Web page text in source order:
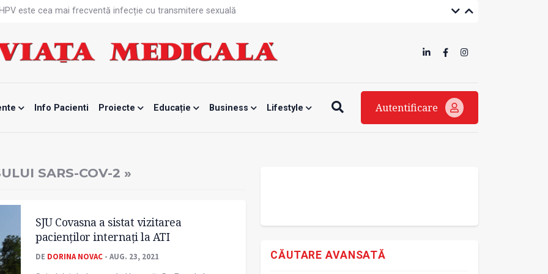
este cea mai frecventă infecție cu transmitere sexuală
blocată temporar
de la specialiști
mamei și copilului
Info Pacienti Proiecte Educație Business Lifestyle Autentificare
SARS-COV-2 »
SJU Covasna a sistat vizitarea
pacienţilor internaţi la ATI
DE DORINA NOVAC - AUG. 23, 2021 CĂUTARE AVANSATĂ